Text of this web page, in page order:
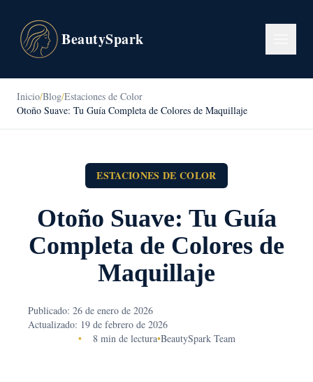
BeautySpark
Inicio/Blog/Estaciones de Color
Otoño Suave: Tu Guía Completa de Colores de Maquillaje
ESTACIONES DE COLOR
Otoño Suave: Tu Guía
Completa de Colores de
Maquillaje
Publicado: 26 de enero de 2026
Actualizado: 19 de febrero de 2026
•
8 min de lectura•BeautySpark Team